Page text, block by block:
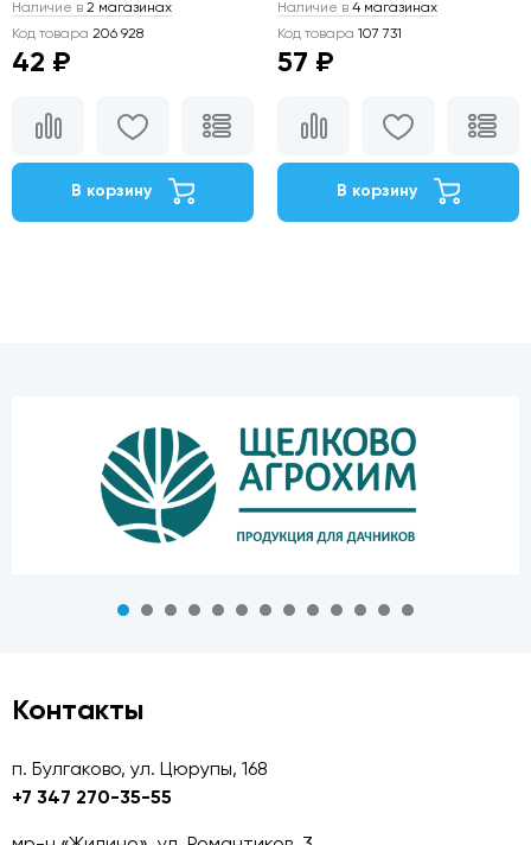
Наличие в 2 магазинах
Код товара 206 928
42 ₽
В корзину
Наличие в 4 магазинах
Код товара 107 731
57 ₽
В корзину
Контакты
п. Булгаково, ул. Цюрупы, 168
+7 347 270-35-55